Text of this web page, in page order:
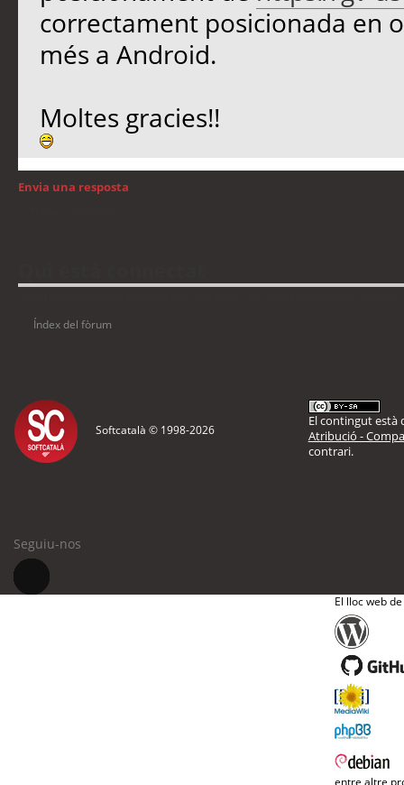
correctament posicionada en
més a Android.
Moltes gracies!!
Envia una resposta
Índex del fòrum
Softcatalà © 1998-2026
El contingut està
Atribució -
contrari.
Seguiu-nos
El lloc web
entre altre